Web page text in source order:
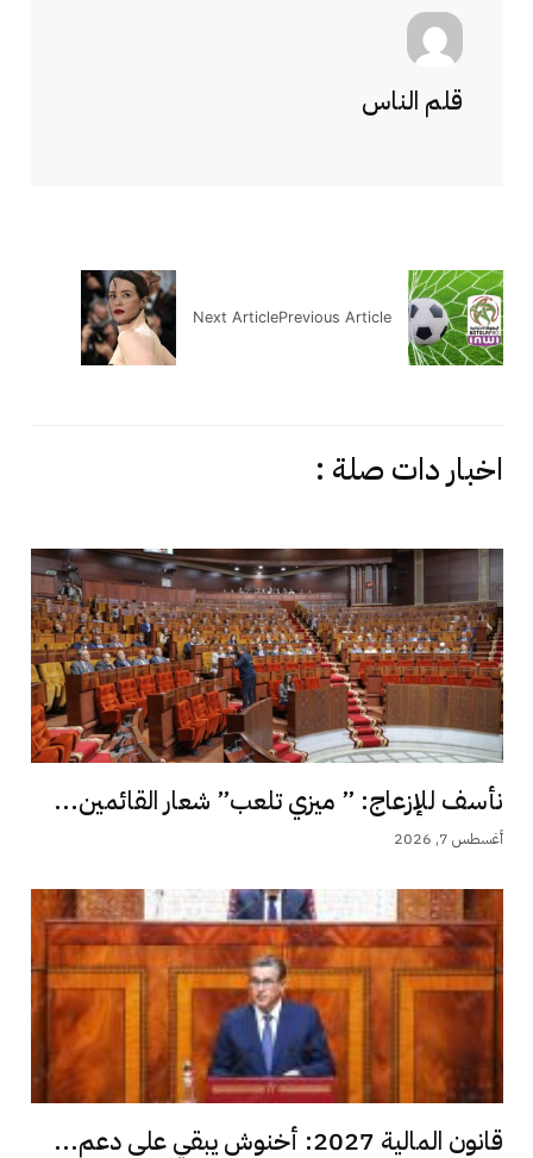
قلم الناس
Previous Article
Next Article
اخبار دات صلة :
نأسف للإزعاج: ” ميزي تلعب” شعار القائمين...
أغسطس 7, 2026
قانون المالية 2027: أخنوش يبقي على دعم...